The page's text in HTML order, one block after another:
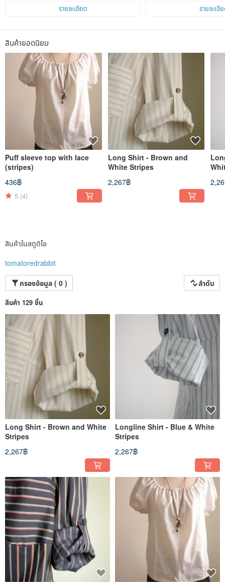
Decide to be with the owner, to be full of cuteness and warmth, and to love the
the main axis.
I like the color of the flag and understand the meaning of the flag.
I just want to be different from everyone, because in my mind, I always think of
being different from others.
In December 2010, the red rabbit tomato was born silently, and slowly planned
a new world!
He finally finished on Christmas Eve, and first planned the place where he is
Officially born on December 21, 2010 ★
Waiting for the passing people, come here to watch and walk!
Then, continue to other places, continue to stroll and make things.
Summer of 2013
Professional production tailoring, simple, basic, is to make everyone wear
comfortable, and present a decent, beautiful, temperament.
รายละเอียด
รายละเอี
สินค้ายอดนิยม
Puff sleeve top with lace
(stripes)
436฿
5 (4)
Long Shirt - Brown and
White Stripes
2,267฿
สินค้าในสตูดิโอ
tomatoredrabbit
กรองข้อมูล ( 0 )
ลำดับ
สินค้า 129 ชิ้น
Long Shirt - Brown and White
Stripes
2,267฿
Longline Shirt - Blue & White
Stripes
2,267฿